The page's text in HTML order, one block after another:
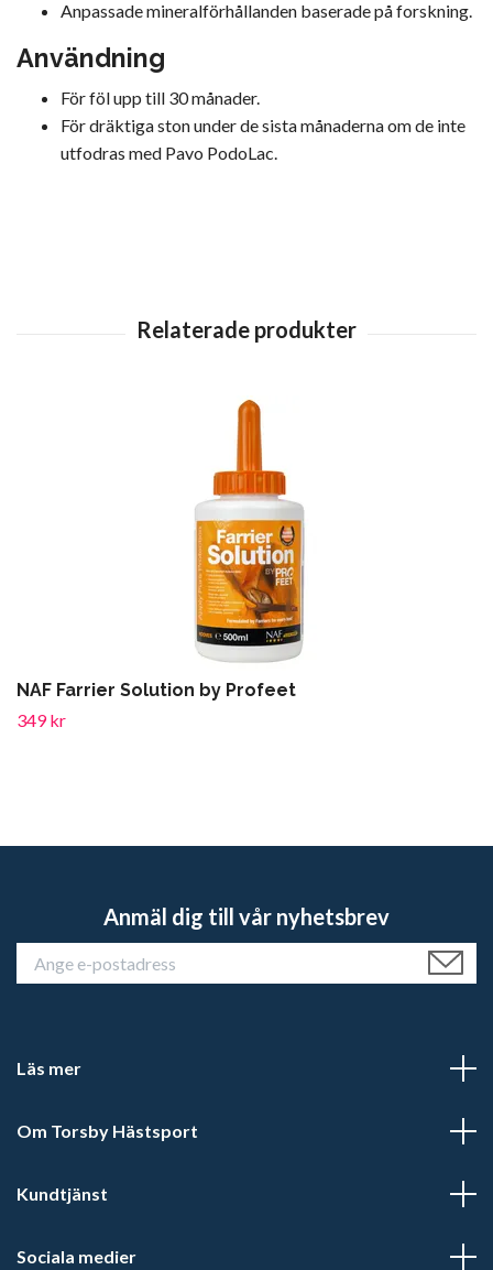
Anpassade mineralförhållanden baserade på forskning.
Användning
För föl upp till 30 månader.
För dräktiga ston under de sista månaderna om de inte
utfodras med Pavo PodoLac.
NAF Farrier Solution by Profeet
349 kr
Anmäl dig till vår nyhetsbrev
Läs mer
Om Torsby Hästsport
Kundtjänst
Sociala medier